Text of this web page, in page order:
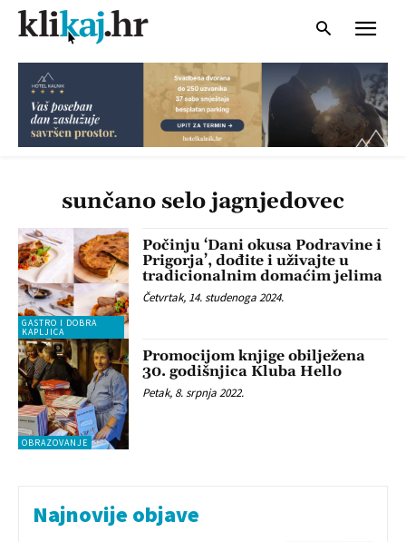
sunčano selo jagnjedovec
GASTRO I DOBRA
KAPLJICA
Počinju ‘Dani okusa Podravine i
Prigorja’, dođite i uživajte u
tradicionalnim domaćim jelima
Četvrtak, 14. studenoga 2024.
OBRAZOVANJE
Promocijom knjige obilježena
30. godišnjica Kluba Hello
Petak, 8. srpnja 2022.
Najnovije objave